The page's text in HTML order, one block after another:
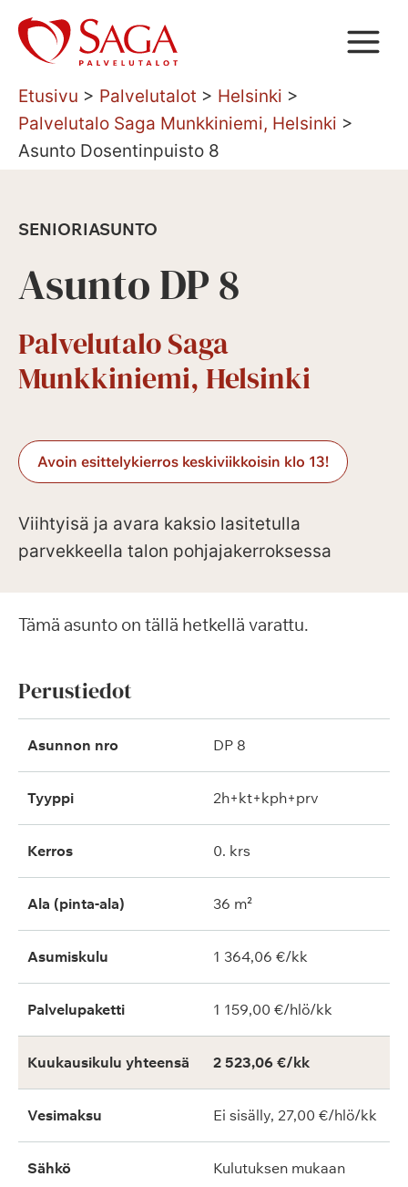
Siirry
sisältöön
Etusivu > Palvelutalot > Helsinki >
Palvelutalo Saga Munkkiniemi, Helsinki >
Asunto Dosentinpuisto 8
SENIORIASUNTO
Asunto DP 8
Palvelutalo Saga
Munkkiniemi, Helsinki
Avoin esittelykierros keskiviikkoisin klo 13!
Viihtyisä ja avara kaksio lasitetulla
parvekkeella talon pohjajakerroksessa
Tämä asunto on tällä hetkellä varattu.
Perustiedot
Asunnon nro DP 8
Tyyppi 2h+kt+kph+prv
Kerros 0. krs
Ala (pinta-ala) 36 m²
Asumiskulu 1 364,06 €/kk
Palvelupaketti 1 159,00 €/hlö/kk
Kuukausikulu yhteensä 2 523,06 €/kk
Vesimaksu Ei sisälly, 27,00 €/hlö/kk
Sähkö Kulutuksen mukaan